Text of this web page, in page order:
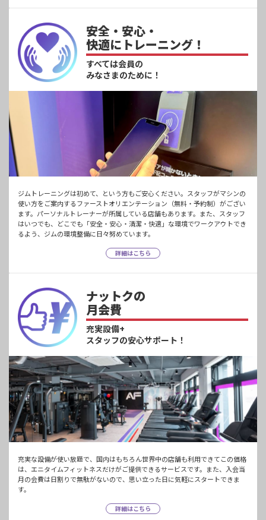
安全・安心・
快適にトレーニング！
すべては会員の
みなさまのために！
ジムトレーニングは初めて、という方もご安心ください。スタッフがマシンの
使い方をご案内するファーストオリエンテーション（無料・予約制）がござい
ます。パーソナルトレーナーが所属している店舗もあります。また、スタッフ
はいつでも、どこでも「安全・安心・清潔・快適」な環境でワークアウトでき
るよう、ジムの環境整備に日々努めています。
詳細はこちら
ナットクの
月会費
充実設備+
スタッフの安心サポート！
充実な設備が使い放題で、国内はもちろん世界中の店舗も利用できてこの価格
は、エニタイムフィットネスだけがご提供できるサービスです。また、入会当
月の会費は日割りで無駄がないので、思い立った日に気軽にスタートできま
す。
詳細はこちら